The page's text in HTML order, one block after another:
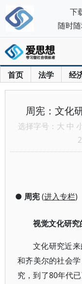
首页 法学 经
周宪：文化
选择字号： 大 中
● 周宪(进入专栏)
视觉文化研究
文化研究近
和齐美尔的社会
究，到了80年代
下
随时